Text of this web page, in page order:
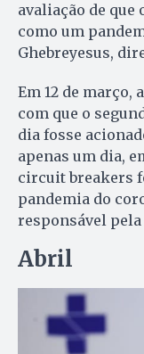
avaliação de que
como um
Ghebreyesus,
Em 12 de março, a
com que o
dia fosse
apenas um dia,
circuit breakers
pandemia do
responsável
Abril